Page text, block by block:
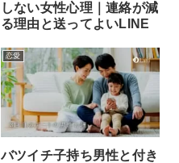
しない女性心理｜連絡が減
る理由と送ってよいLINE
恋愛
バツイチ子持ち男性と付き